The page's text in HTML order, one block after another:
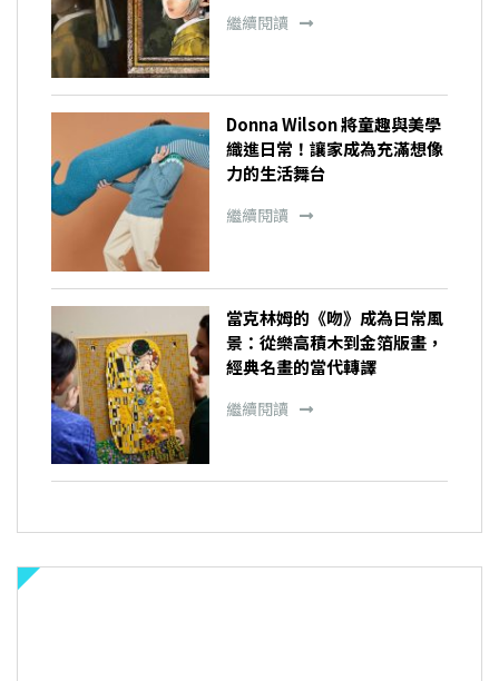
繼續閱讀
Donna Wilson 將童趣與美學
織進日常！讓家成為充滿想像
力的生活舞台
繼續閱讀
當克林姆的《吻》成為日常風
景：從樂高積木到金箔版畫，
經典名畫的當代轉譯
繼續閱讀